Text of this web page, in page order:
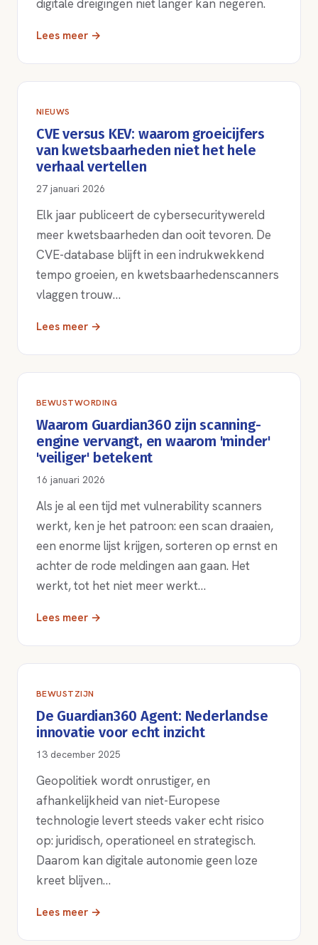
digitale dreigingen niet langer kan negeren.
Lees meer →
NIEUWS
CVE versus KEV: waarom groeicijfers
van kwetsbaarheden niet het hele
verhaal vertellen
27 januari 2026
Elk jaar publiceert de cybersecuritywereld
meer kwetsbaarheden dan ooit tevoren. De
CVE-database blijft in een indrukwekkend
tempo groeien, en kwetsbaarhedenscanners
vlaggen trouw…
Lees meer →
BEWUSTWORDING
Waarom Guardian360 zijn scanning-
engine vervangt, en waarom 'minder'
'veiliger' betekent
16 januari 2026
Als je al een tijd met vulnerability scanners
werkt, ken je het patroon: een scan draaien,
een enorme lijst krijgen, sorteren op ernst en
achter de rode meldingen aan gaan. Het
werkt, tot het niet meer werkt…
Lees meer →
BEWUSTZIJN
De Guardian360 Agent: Nederlandse
innovatie voor echt inzicht
13 december 2025
Geopolitiek wordt onrustiger, en
afhankelijkheid van niet-Europese
technologie levert steeds vaker echt risico
op: juridisch, operationeel en strategisch.
Daarom kan digitale autonomie geen loze
kreet blijven…
Lees meer →